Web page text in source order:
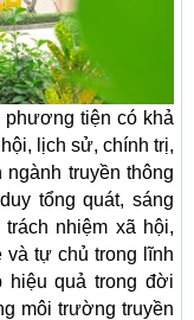
phương tiện có khả
lịch sử, chính trị,
truyền thông
tổng quát, sáng
nhiệm xã hội,
và tự chủ trong lĩnh
hiệu quả trong đời
môi trường truyền